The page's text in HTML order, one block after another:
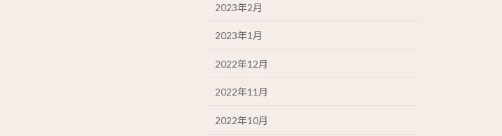
2023年2月
2023年1月
2022年12月
2022年11月
2022年10月